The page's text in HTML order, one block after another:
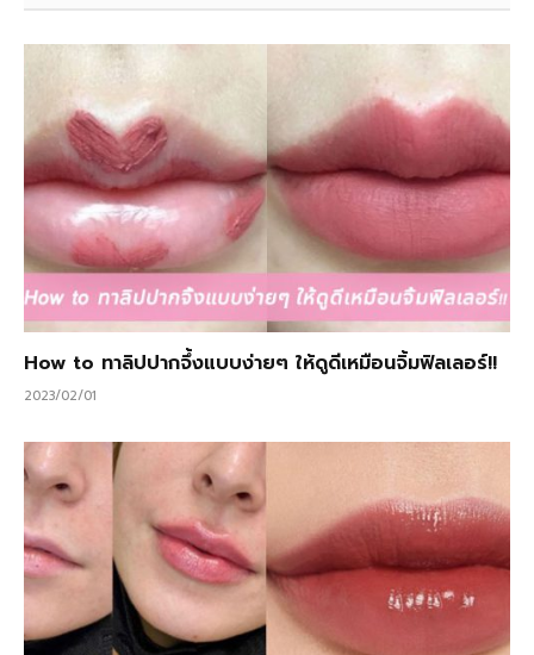
How to ทาลิปปากจึ้งแบบง่ายๆ ให้ดูดีเหมือนจิ้มฟิลเลอร์!!
2023/02/01